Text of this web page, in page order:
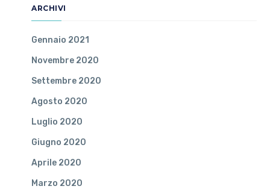
ARCHIVI
Gennaio 2021
Novembre 2020
Settembre 2020
Agosto 2020
Luglio 2020
Giugno 2020
Aprile 2020
Marzo 2020